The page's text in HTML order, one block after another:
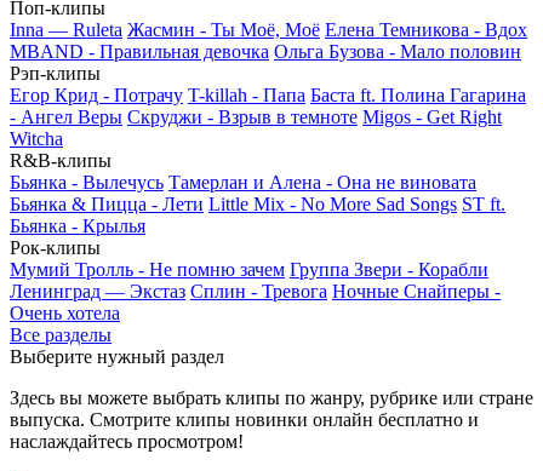
Поп-клипы
Inna — Ruleta Жасмин - Ты Моё, Моё Елена Темникова - Вдох
MBAND - Правильная девочка Ольга Бузова - Мало половин
Рэп-клипы
Егор Крид - Потрачу T-killah - Папа Баста ft. Полина Гагарина
- Ангел Веры Скруджи - Взрыв в темноте Migos - Get Right
Witcha
R&B-клипы
Бьянка - Вылечусь Тамерлан и Алена - Она не виновата
Бьянка & Пицца - Лети Little Mix - No More Sad Songs ST ft.
Бьянка - Крылья
Рок-клипы
Мумий Тролль - Не помню зачем Группа Звери - Корабли
Ленинград — Экстаз Сплин - Тревога Ночные Снайперы -
Очень хотела
Все разделы
Выберите нужный раздел
Здесь вы можете выбрать клипы по жанру, рубрике или стране
выпуска. Смотрите клипы новинки онлайн бесплатно и
наслаждайтесь просмотром!